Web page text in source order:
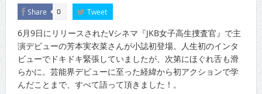
Share 0 Tweet
6月9日にリリースされたVシネマ『JKB女子高生捜査官』で主
演デビューの芳本実衣菜さんが小誌初登場。人生初のインタ
ビューでドキドキ緊張していましたが、次第にほぐれ舌も滑
らかに。芸能界デビューに至った経緯から初アクションで学
んだことまで、すべて語って頂きました！。